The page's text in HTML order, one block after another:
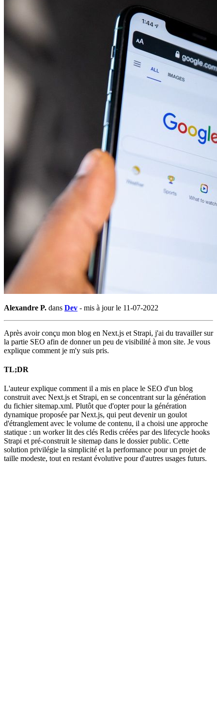
Alexandre P. dans Dev - mis à jour le 11-07-2022
Après avoir conçu mon blog en Next.js et Strapi, j'ai du travailler sur
la partie SEO afin de donner un peu de visibilité à mon site. Je vous
explique comment je m'y suis pris.
TL;DR
L'auteur explique comment il a mis en place le SEO d'un blog
construit avec Next.js et Strapi, en se concentrant sur la génération
du fichier sitemap.xml. Plutôt que d'opter pour la génération
dynamique proposée par Next.js, qui peut devenir un goulot
d'étranglement avec le volume de contenu, il a choisi une approche
statique : un worker lit des clés Redis créées par des lifecycle hooks
Strapi et pré-construit le sitemap dans le dossier public. Cette
solution privilégie la simplicité et la performance pour un projet de
taille modeste, tout en restant évolutive pour d'autres usages futurs.